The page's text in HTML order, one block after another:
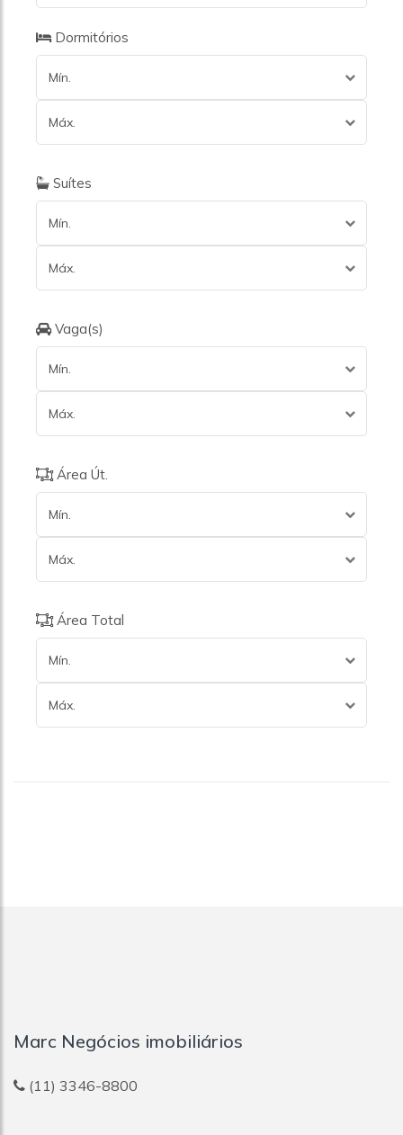
Dormitórios
Mín.
Máx.
Suítes
Mín.
Máx.
Vaga(s)
Mín.
Máx.
Área Út.
Mín.
Máx.
Área Total
Mín.
Máx.
Marc Negócios imobiliários
(11) 3346-8800